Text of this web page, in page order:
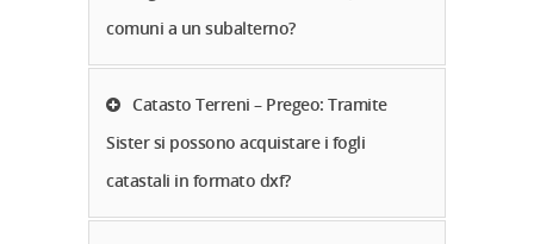
comuni a un subalterno?
Catasto Terreni – Pregeo: Tramite
Sister si possono acquistare i fogli
catastali in formato dxf?